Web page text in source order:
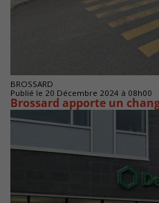
BROSSARD
Publié le 20 Décembre 2024 à 08h00
Brossard apporte un